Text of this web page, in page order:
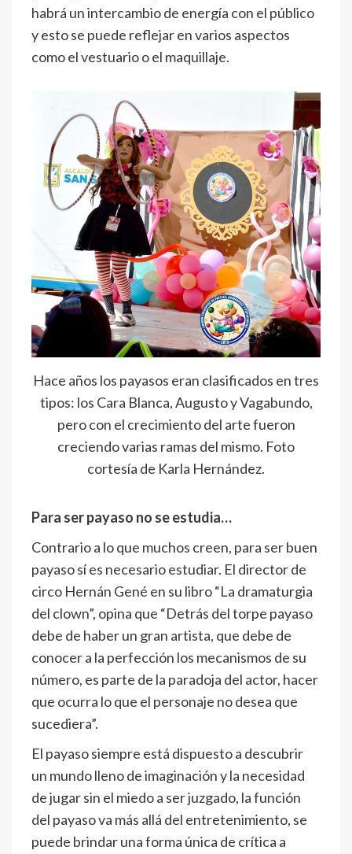
habrá un intercambio de energía con el público
y esto se puede reflejar en varios aspectos
como el vestuario o el maquillaje.
Hace años los payasos eran clasificados en tres
tipos: los Cara Blanca, Augusto y Vagabundo,
pero con el crecimiento del arte fueron
creciendo varias ramas del mismo. Foto
cortesía de Karla Hernández.
Para ser payaso no se estudia…
Contrario a lo que muchos creen, para ser buen
payaso sí es necesario estudiar. El director de
circo Hernán Gené en su libro “La dramaturgia
del clown”, opina que “Detrás del torpe payaso
debe de haber un gran artista, que debe de
conocer a la perfección los mecanismos de su
número, es parte de la paradoja del actor, hacer
que ocurra lo que el personaje no desea que
sucediera”.
El payaso siempre está dispuesto a descubrir
un mundo lleno de imaginación y la necesidad
de jugar sin el miedo a ser juzgado, la función
del payaso va más allá del entretenimiento, se
puede brindar una forma única de crítica a